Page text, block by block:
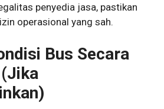
penyedia jasa, pastikan
operasional yang sah.
Bus Secara